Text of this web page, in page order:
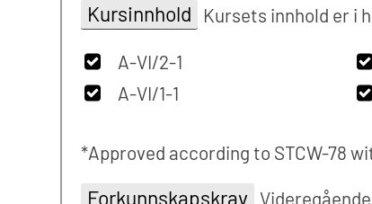
Kursinnhold Kursets innhold er i
A-VI/2-1
A-VI/1-1
*Approved according to STCW-78
Forkunnskapskrav